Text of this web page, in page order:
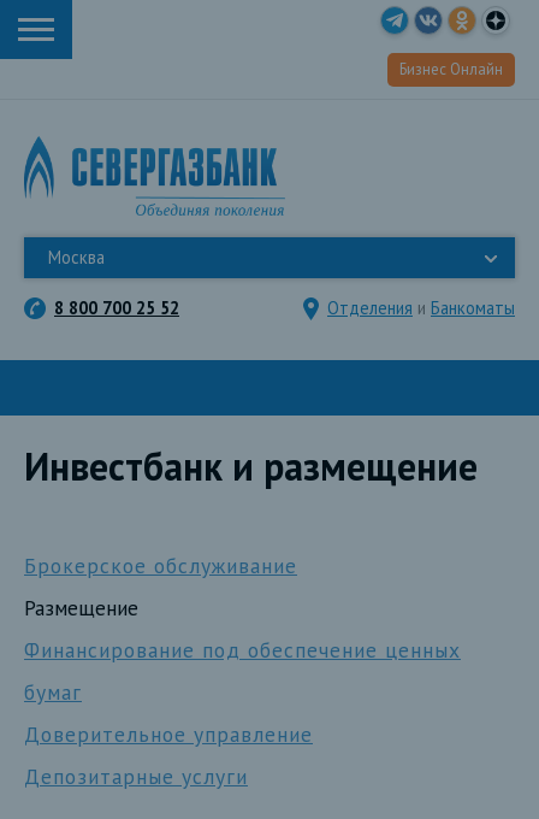
Бизнес Онлайн
Москва
8 800 700 25 52 Отделения и Банкоматы
Инвестбанк и размещение
Брокерское обслуживание
Размещение
Финансирование под обеспечение ценных
бумаг
Доверительное управление
Депозитарные услуги